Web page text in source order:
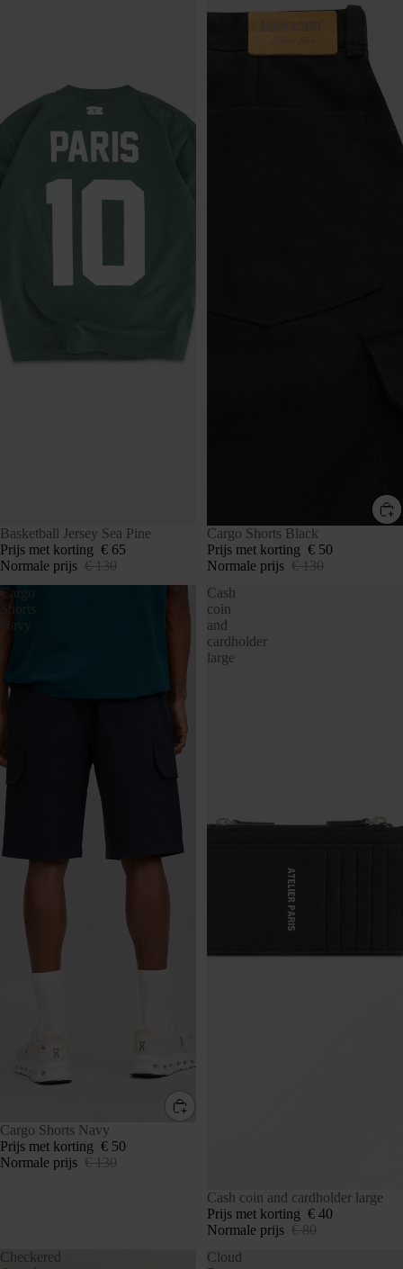
UITVERKOCHT
Basketball Jersey Sea Pine
Prijs met korting € 65
Normale prijs € 130
SALE
Cargo Shorts Black
Prijs met korting € 50
Normale prijs € 130
Cargo
Shorts
Navy
SALE
Cargo Shorts Navy
Prijs met korting € 50
Normale prijs € 130
Cash
coin
and
cardholder
large
SALE
Cash coin and cardholder large
Prijs met korting € 40
Normale prijs € 80
Checkered
Cloud